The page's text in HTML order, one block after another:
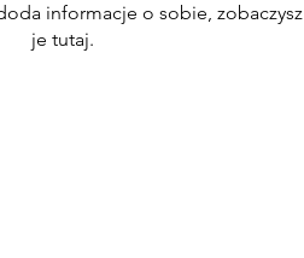
informacje o sobie, zobaczysz
je tutaj.